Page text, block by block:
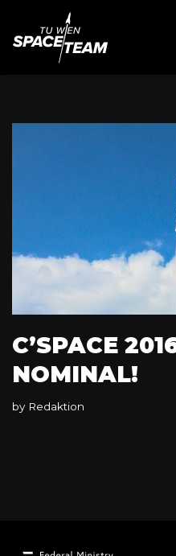
Skip
C’SPACE
NOMINAL!
by Redaktion